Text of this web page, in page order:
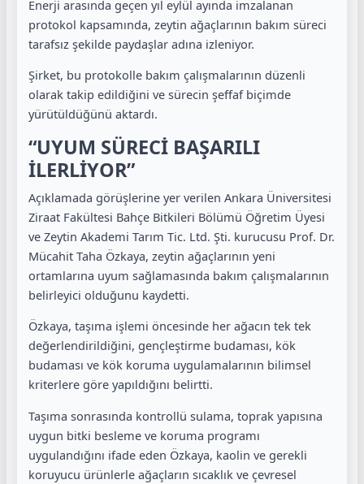
Enerji arasında geçen yıl eylül ayında imzalanan
protokol kapsamında, zeytin ağaçlarının bakım süreci
tarafsız şekilde paydaşlar adına izleniyor.
Şirket, bu protokolle bakım çalışmalarının düzenli
olarak takip edildiğini ve sürecin şeffaf biçimde
yürütüldüğünü aktardı.
“UYUM SÜRECİ BAŞARILI
İLERLİYOR”
Açıklamada görüşlerine yer verilen Ankara Üniversitesi
Ziraat Fakültesi Bahçe Bitkileri Bölümü Öğretim Üyesi
ve Zeytin Akademi Tarım Tic. Ltd. Şti. kurucusu Prof. Dr.
Mücahit Taha Özkaya, zeytin ağaçlarının yeni
ortamlarına uyum sağlamasında bakım çalışmalarının
belirleyici olduğunu kaydetti.
Özkaya, taşıma işlemi öncesinde her ağacın tek tek
değerlendirildiğini, gençleştirme budaması, kök
budaması ve kök koruma uygulamalarının bilimsel
kriterlere göre yapıldığını belirtti.
Taşıma sonrasında kontrollü sulama, toprak yapısına
uygun bitki besleme ve koruma programı
uygulandığını ifade eden Özkaya, kaolin ve gerekli
koruyucu ürünlerle ağaçların sıcaklık ve çevresel